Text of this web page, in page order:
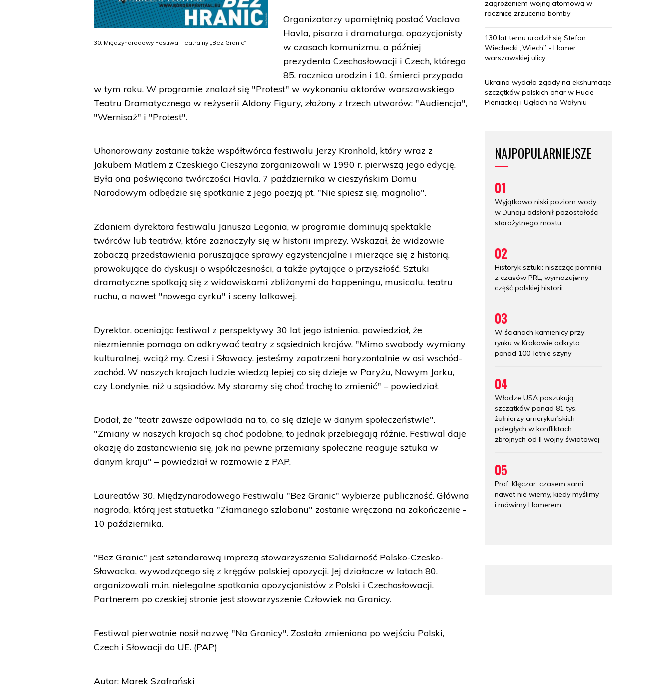
30. Międzynarodowy Festiwal Teatralny „Bez Granic”
Organizatorzy upamiętnią postać Vaclava
Havla, pisarza i dramaturga, opozycjonisty
w czasach komunizmu, a później
prezydenta Czechosłowacji i Czech, którego
85. rocznica urodzin i 10. śmierci przypada
w tym roku. W programie znalazł się "Protest" w wykonaniu aktorów warszawskiego
Teatru Dramatycznego w reżyserii Aldony Figury, złożony z trzech utworów: "Audiencja",
"Wernisaż" i "Protest".
Uhonorowany zostanie także współtwórca festiwalu Jerzy Kronhold, który wraz z
Jakubem Matlem z Czeskiego Cieszyna zorganizowali w 1990 r. pierwszą jego edycję.
Była ona poświęcona twórczości Havla. 7 października w cieszyńskim Domu
Narodowym odbędzie się spotkanie z jego poezją pt. "Nie spiesz się, magnolio".
Zdaniem dyrektora festiwalu Janusza Legonia, w programie dominują spektakle
twórców lub teatrów, które zaznaczyły się w historii imprezy. Wskazał, że widzowie
zobaczą przedstawienia poruszające sprawy egzystencjalne i mierzące się z historią,
prowokujące do dyskusji o współczesności, a także pytające o przyszłość. Sztuki
dramatyczne spotkają się z widowiskami zbliżonymi do happeningu, musicalu, teatru
ruchu, a nawet "nowego cyrku" i sceny lalkowej.
Dyrektor, oceniając festiwal z perspektywy 30 lat jego istnienia, powiedział, że
niezmiennie pomaga on odkrywać teatry z sąsiednich krajów. "Mimo swobody wymiany
kulturalnej, wciąż my, Czesi i Słowacy, jesteśmy zapatrzeni horyzontalnie w osi wschód-
zachód. W naszych krajach ludzie wiedzą lepiej co się dzieje w Paryżu, Nowym Jorku,
czy Londynie, niż u sąsiadów. My staramy się choć trochę to zmienić" – powiedział.
Dodał, że "teatr zawsze odpowiada na to, co się dzieje w danym społeczeństwie".
"Zmiany w naszych krajach są choć podobne, to jednak przebiegają różnie. Festiwal daje
okazję do zastanowienia się, jak na pewne przemiany społeczne reaguje sztuka w
danym kraju" – powiedział w rozmowie z PAP.
Laureatów 30. Międzynarodowego Festiwalu "Bez Granic" wybierze publiczność. Główna
nagroda, którą jest statuetka "Złamanego szlabanu" zostanie wręczona na zakończenie -
10 października.
"Bez Granic" jest sztandarową imprezą stowarzyszenia Solidarność Polsko-Czesko-
Słowacka, wywodzącego się z kręgów polskiej opozycji. Jej działacze w latach 80.
organizowali m.in. nielegalne spotkania opozycjonistów z Polski i Czechosłowacji.
Partnerem po czeskiej stronie jest stowarzyszenie Człowiek na Granicy.
Festiwal pierwotnie nosił nazwę "Na Granicy". Została zmieniona po wejściu Polski,
Czech i Słowacji do UE. (PAP)
Autor: Marek Szafrański
zagrożeniem wojną atomową w
rocznicę zrzucenia bomby
130 lat temu urodził się Stefan
Wiechecki „Wiech” - Homer
warszawskiej ulicy
Ukraina wydała zgody na ekshumacje
szczątków polskich ofiar w Hucie
Pieniackiej i Ugłach na Wołyniu
NAJPOPULARNIEJSZE
01
Wyjątkowo niski poziom wody
w Dunaju odsłonił pozostałości
starożytnego mostu
02
Historyk sztuki: niszcząc pomniki
z czasów PRL, wymazujemy
część polskiej historii
03
W ścianach kamienicy przy
rynku w Krakowie odkryto
ponad 100-letnie szyny
04
Władze USA poszukują
szczątków ponad 81 tys.
żołnierzy amerykańskich
poległych w konfliktach
zbrojnych od II wojny światowej
05
Prof. Klęczar: czasem sami
nawet nie wiemy, kiedy myślimy
i mówimy Homerem